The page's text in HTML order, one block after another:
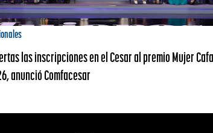
las inscripciones en el Cesar al premio Mujer
anunció Comfacesar